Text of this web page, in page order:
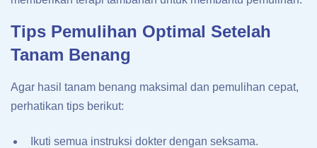
Tips Pemulihan Optimal Setelah
Tanam Benang
Agar hasil tanam benang maksimal dan pemulihan cepat,
perhatikan tips berikut:
Ikuti semua instruksi dokter dengan seksama.